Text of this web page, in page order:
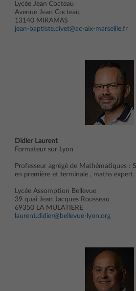
Lycée Jean Cocteau
Avenue Jean Cocteau
13140 MIRAMAS
jean-baptiste.civet@ac-aix-marseille.fr
Didier Laurent
Formateur sur Lyon
Professeur agrégé de Mathématiques :
en première et terminale , maths expert.
Lycée Assomption Bellevue
39 quai Jean Jacques Rousseau
69350 LA MULATIERE
laurent.didier@bellevue-lyon.org